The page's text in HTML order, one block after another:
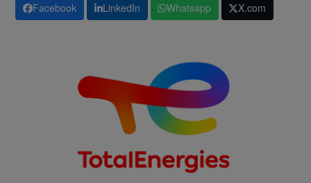
Facebook LinkedIn Whatsapp X.com